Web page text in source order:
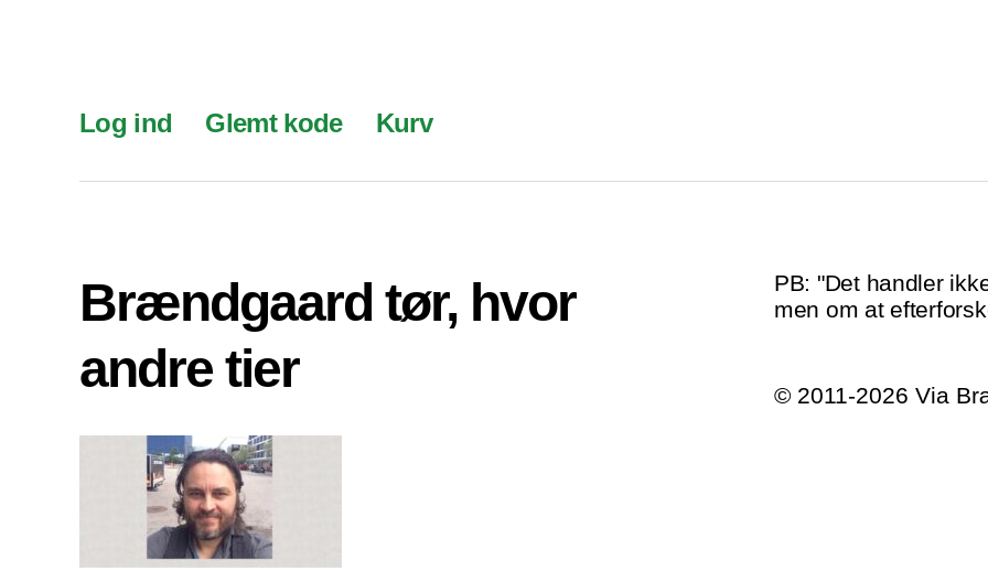
Log ind Glemt kode Kurv
Brændgaard tør, hvor
andre tier
PB: "Det handler
men om at
© 2011-2026 Via